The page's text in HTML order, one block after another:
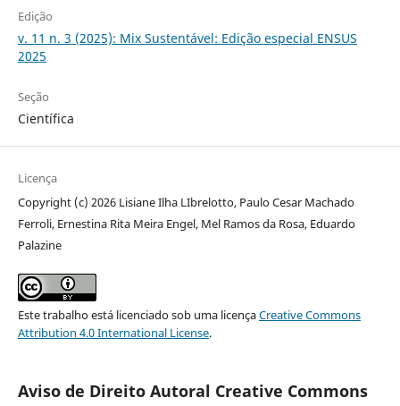
Edição
v. 11 n. 3 (2025): Mix Sustentável: Edição especial ENSUS
2025
Seção
Científica
Licença
Copyright (c) 2026 Lisiane Ilha LIbrelotto, Paulo Cesar Machado
Ferroli, Ernestina Rita Meira Engel, Mel Ramos da Rosa, Eduardo
Palazine
Este trabalho está licenciado sob uma licençaCreative Commons
Attribution 4.0 International License.
Aviso de Direito Autoral Creative Commons